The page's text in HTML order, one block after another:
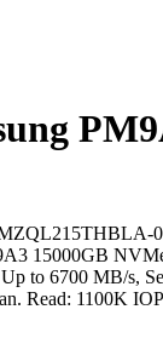
15000GB
to 6700 MB/s,
Read: 1100K